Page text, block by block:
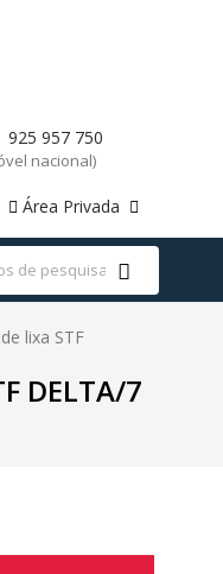
925 957 750
nacional)
Área Privada
lixa STF
DELTA/7